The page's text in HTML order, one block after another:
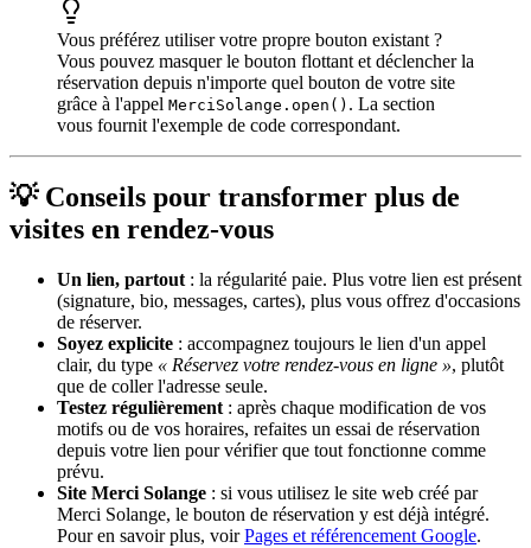
Vous préférez utiliser votre propre bouton existant ?
Vous pouvez masquer le bouton flottant et déclencher la
réservation depuis n'importe quel bouton de votre site
grâce à l'appel MerciSolange.open() . La section
vous fournit l'exemple de code correspondant.
💡 Conseils pour transformer plus de
visites en rendez-vous
Un lien, partout : la régularité paie. Plus votre lien est présent
(signature, bio, messages, cartes), plus vous offrez d'occasions
de réserver.
Soyez explicite : accompagnez toujours le lien d'un appel
clair, du type « Réservez votre rendez-vous en ligne », plutôt
que de coller l'adresse seule.
Testez régulièrement : après chaque modification de vos
motifs ou de vos horaires, refaites un essai de réservation
depuis votre lien pour vérifier que tout fonctionne comme
prévu.
Site Merci Solange : si vous utilisez le site web créé par
Merci Solange, le bouton de réservation y est déjà intégré.
Pour en savoir plus, voirPages et référencement Google.